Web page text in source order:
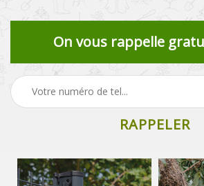
On vous rappelle